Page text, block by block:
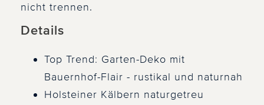
nicht trennen.
Details
Top Trend: Garten-Deko mit
Bauernhof-Flair - rustikal und naturnah
Holsteiner Kälbern naturgetreu